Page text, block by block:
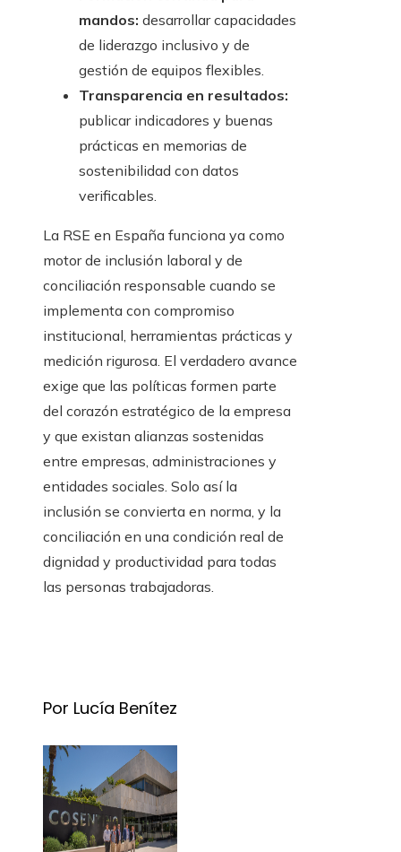
mandos: desarrollar capacidades
de liderazgo inclusivo y de
gestión de equipos flexibles.
Transparencia en resultados:
publicar indicadores y buenas
prácticas en memorias de
sostenibilidad con datos
verificables.
La RSE en España funciona ya como
motor de inclusión laboral y de
conciliación responsable cuando se
implementa con compromiso
institucional, herramientas prácticas y
medición rigurosa. El verdadero avance
exige que las políticas formen parte
del corazón estratégico de la empresa
y que existan alianzas sostenidas
entre empresas, administraciones y
entidades sociales. Solo así la
inclusión se convierta en norma, y la
conciliación en una condición real de
dignidad y productividad para todas
las personas trabajadoras.
Por Lucía Benítez